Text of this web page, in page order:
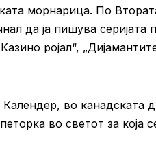
морнарица. По
да ја пишува
ројал“,
во канадската
во светот за која